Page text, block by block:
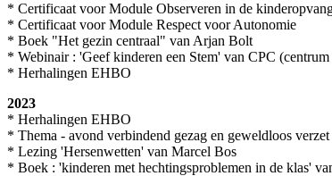
* Certificaat voor Module Observeren in de
* Certificaat voor Module Respect voor Autonomie
* Boek "Het gezin centraal" van Arjan Bolt
* Webinair : 'Geef kinderen een Stem' van CPC
* Herhalingen EHBO
2023
* Herhalingen EHBO
* Thema - avond verbindend gezag en geweldloos
* Lezing 'Hersenwetten' van Marcel Bos
* Boek : 'kinderen met hechtingsproblemen in de klas'